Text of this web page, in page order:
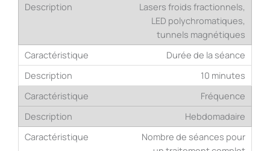
Lasers froids fractionnels,
LED polychromatiques,
tunnels magnétiques
Durée de la séance
10 minutes
Fréquence
Hebdomadaire
Nombre de séances pour